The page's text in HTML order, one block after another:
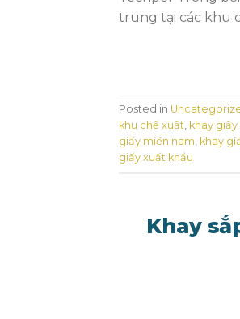
trung tại các khu
Posted in
khu chế xuất, khay
giấy miền nam, khay
giấy xuất khẩu
Khay